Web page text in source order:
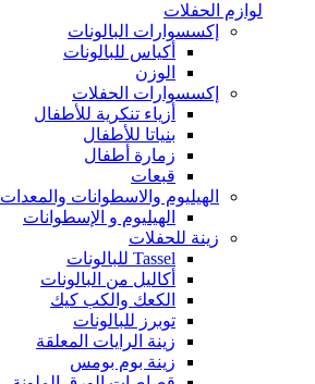
لوازم الحفلات
إكسسوارات البالونات
أكياس للبالونات
الوزن
إكسسوارات الحفلات
أزياء تنكرية للأطفال
بنياتا للأطفال
زمارة أطفال
قبعات
الهيليوم والاسطوانات والمعدات
الهيليوم و الإسطوانات
زينة للحفلات
Tassel للبالونات
أكاليل من البالونات
الكعك والكب كيك
توبرز للبالونات
زينة الرايات المعلقة
زينة بوم بومس